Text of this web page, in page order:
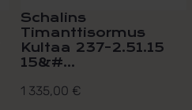
Schalins
Timanttisormus
Kultaa 237-2.51.15
15&#...
1 335,00 €